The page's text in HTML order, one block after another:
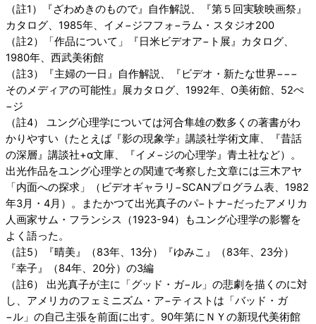
（註1）『ざわめきのもので』自作解説、『第５回実験映画祭』
カタログ、1985年、イメ−ジフフォ−ラム・スタジオ200
（註2）「作品について」『日米ビデオア−ト展』カタログ、
1980年、西武美術館
（註3）『主婦の一日』自作解説、『ビデオ・新たな世界−−−
そのメディアの可能性』展カタログ、1992年、O美術館、52ぺ
−ジ
（註4） ユング心理学については河合隼雄の数多くの著書がわ
かりやすい（たとえば『影の現象学』講談社学術文庫、『昔話
の深層』講談社+α文庫、『イメ−ジの心理学』青土社など）。
出光作品をユング心理学との関連で考察した文章には三木アヤ
「内面への探求」（ビデオギャラリ−SCANプログラム表、1982
年3月・4月）。またかつて出光真子のパ−トナ−だったアメリカ
人画家サム・フランシス（1923-94）もユング心理学の影響を
よく語った。
（註5）『晴美』（83年、13分）『ゆみこ』（83年、23分）
『幸子』（84年、20分）の3編
（註6） 出光真子が主に「グッド・ガ−ル」の悲劇を描くのに対
し、アメリカのフェミニズム・ア−ティストは「バッド・ガ
−ル」の自己主張を前面に出す。90年第にＮＹの新現代美術館